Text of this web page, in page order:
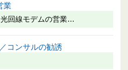
業
回線モデムの営業…
コンサルの勧誘